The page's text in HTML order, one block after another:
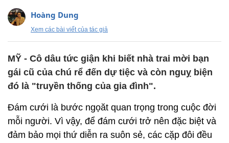
Hoàng Dung
Xem các bài viết của tác giả
MỸ - Cô dâu tức giận khi biết nhà trai mời bạn
gái cũ của chú rể đến dự tiệc và còn nguỵ biện
đó là "truyền thống của gia đình".
Đám cưới là bước ngọăt quan trọng trong cuộc đời
mỗi người. Vì vậy, để đám cưới trở nên đặc biệt và
đảm bảo mọi thứ diễn ra suôn sẻ, các cặp đôi đều